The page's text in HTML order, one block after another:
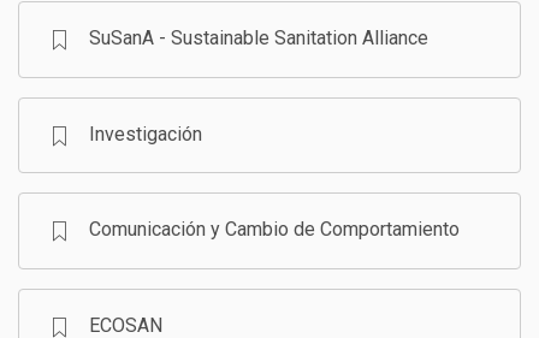
SuSanA - Sustainable Sanitation Alliance
Investigación
Comunicación y Cambio de Comportamiento
ECOSAN